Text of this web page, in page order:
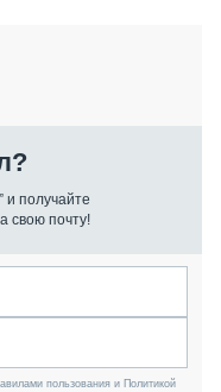
и получайте
свою почту!
пользования и Политикой